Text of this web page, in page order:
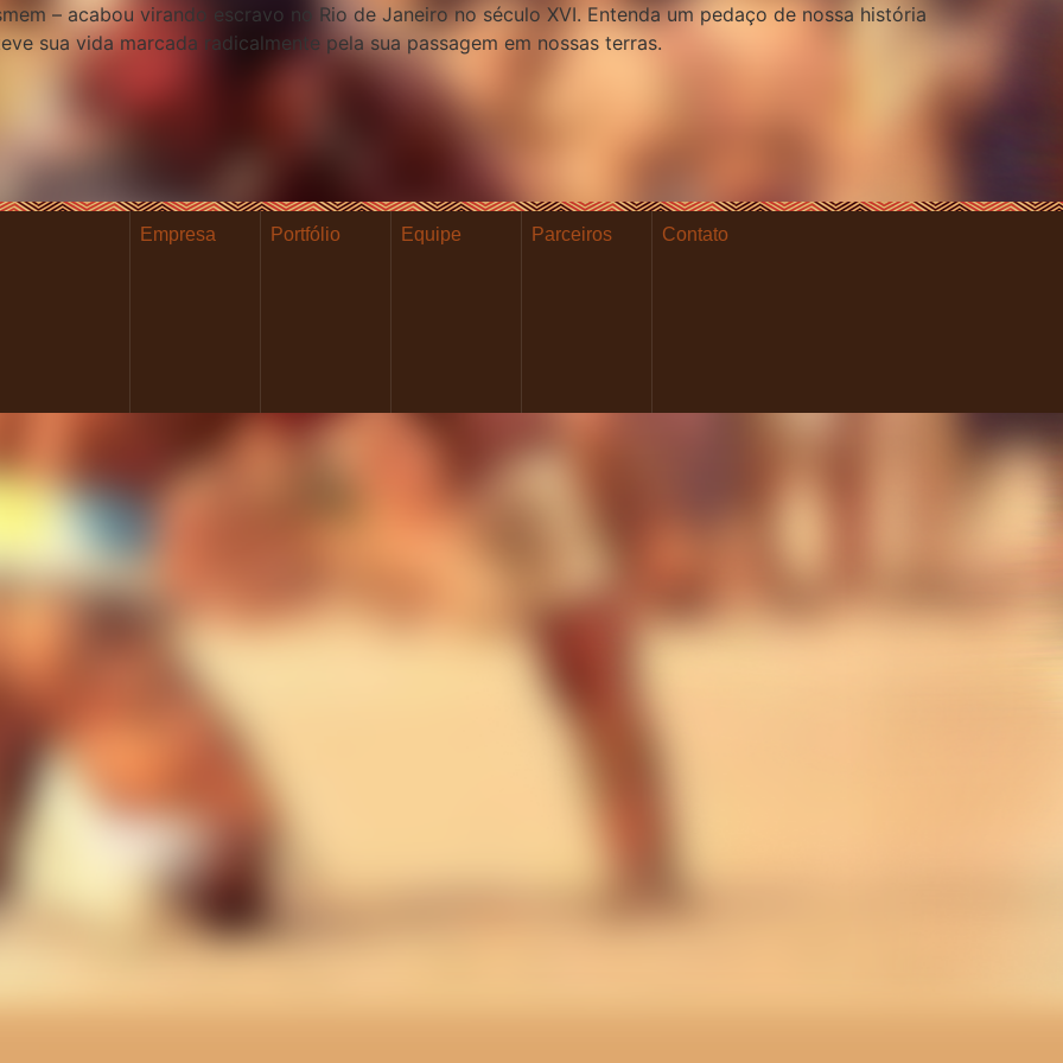
– acabou virando escravo no Rio de Janeiro no século XVI. Entenda um pedaço de nossa história
sua vida marcada radicalmente pela sua passagem em nossas terras.
Empresa Portfólio Equipe Parceiros Contato